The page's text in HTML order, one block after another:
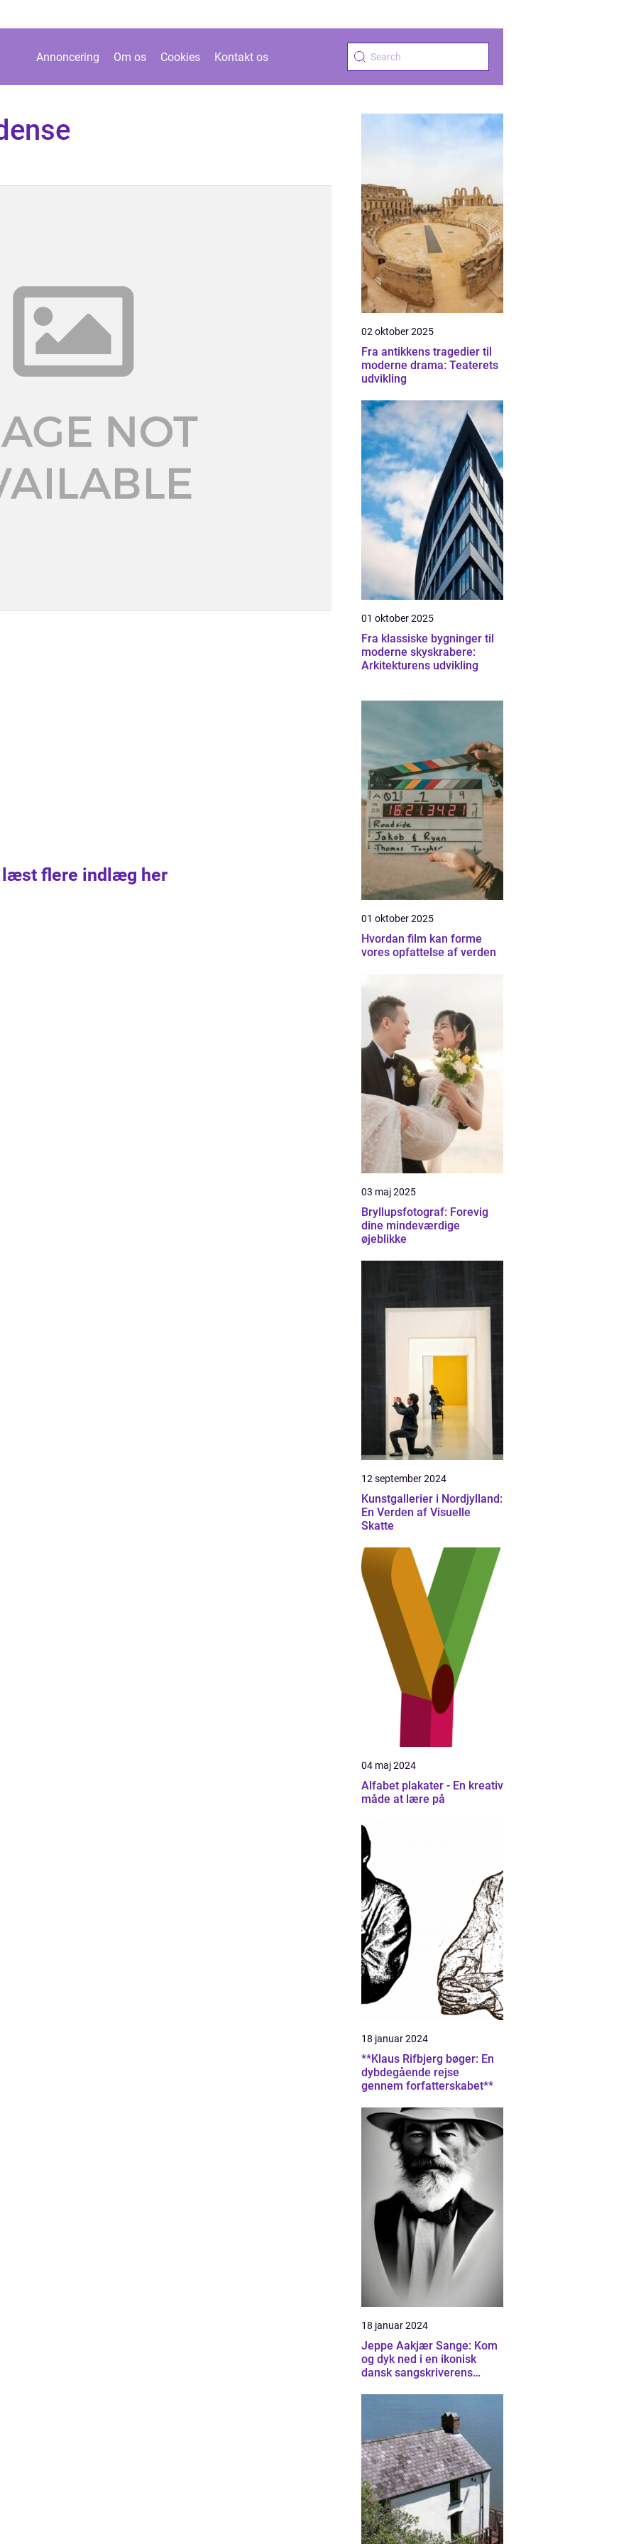
Annoncering Om os Cookies Kontakt os
læst flere indlæg her
02 oktober 2025
Fra antikkens tragedier til
moderne drama: Teaterets
udvikling
01 oktober 2025
Fra klassiske bygninger til
moderne skyskrabere:
Arkitekturens udvikling
01 oktober 2025
Hvordan film kan forme
vores opfattelse af verden
03 maj 2025
Bryllupsfotograf: Forevig
dine mindeværdige
øjeblikke
12 september 2024
Kunstgallerier i Nordjylland:
En Verden af Visuelle
Skatte
04 maj 2024
Alfabet plakater - En kreativ
måde at lære på
18 januar 2024
**Klaus Rifbjerg bøger: En
dybdegående rejse
gennem forfatterskabet**
18 januar 2024
Jeppe Aakjær Sange: Kom
og dyk ned i en ikonisk
dansk sangskriverens